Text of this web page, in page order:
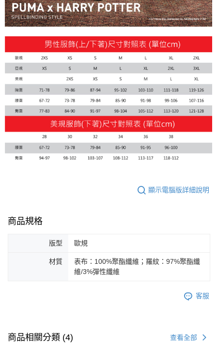
顯示電腦版詳細說明
商品規格
版型 歐規
材質
表布：100%聚酯纖維；羅紋：97%聚酯纖
維/3%彈性纖維
客服
商品相關分類 (4) 查看全部